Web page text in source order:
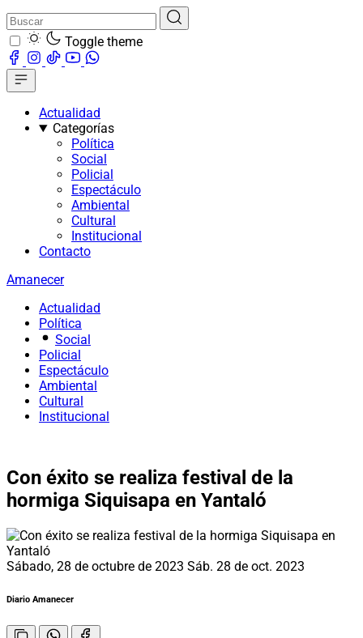
Toggle theme
Actualidad
Categorías
Política
Social
Policial
Espectáculo
Ambiental
Cultural
Institucional
Contacto
Amanecer
Actualidad
Política
Social
Policial
Espectáculo
Ambiental
Cultural
Institucional
Con éxito se realiza festival de la
hormiga Siquisapa en Yantaló
Sábado, 28 de octubre de 2023 Sáb. 28 de oct. 2023
Diario Amanecer